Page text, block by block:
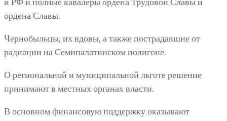
ордена Славы.
Чернобыльцы, их вдовы, а также пострадавшие от
радиации на Семипалатинском полигоне.
О региональной и муниципальной льготе решение
принимают в местных органах власти.
В основном финансовую поддержку оказывают